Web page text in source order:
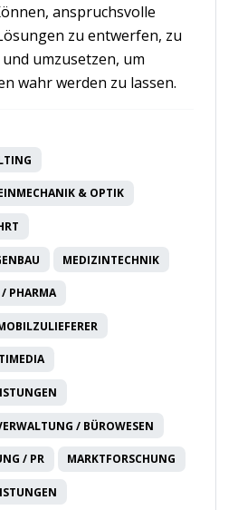
anspruchsvolle
zu entwerfen, zu
umzusetzen, um
wahr werden zu lassen.
& OPTIK
MEDIZINTECHNIK
PHARMA
/ BÜROWESEN
/ PR MARKTFORSCHUNG